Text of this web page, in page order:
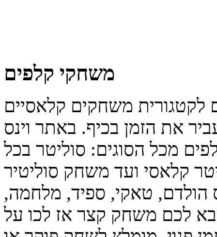
משחקי קלפים
את הזמן בכיף. באתר וינס
מכל הסוגים: סוליטר בכל
קלאסי ועד משחק סוליטיר
הולדם, טאקי, ספיד, מלחמה,
בא לכם משחק קצר אז לכו על